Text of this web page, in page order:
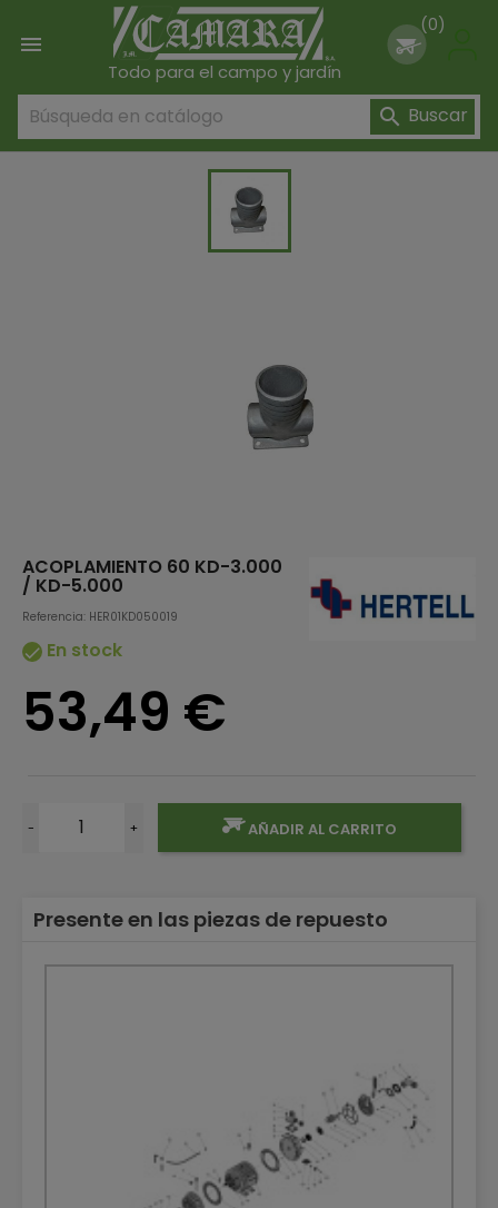

Todo para el campo y jardín
(0)
 Buscar
ACOPLAMIENTO 60 KD-3.000
/ KD-5.000
Referencia: HER01KD050019
 En stock
53,49 €
- + AÑADIR AL CARRITO
Presente en las piezas de repuesto